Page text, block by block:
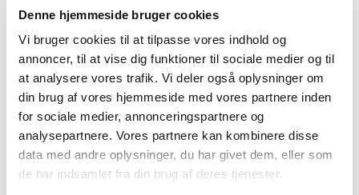
Denne hjemmeside bruger cookies
Vi bruger cookies til at tilpasse vores indhold og
annoncer, til at vise dig funktioner til sociale medier og til
at analysere vores trafik. Vi deler også oplysninger om
din brug af vores hjemmeside med vores partnere inden
for sociale medier, annonceringspartnere og
analysepartnere. Vores partnere kan kombinere disse
data med andre oplysninger, du har givet dem, eller som
de har indsamlet fra din brug af deres tjenester.
2017 (167)
2014 (44)
2013 (49)
2012 (44)
2011 (13)